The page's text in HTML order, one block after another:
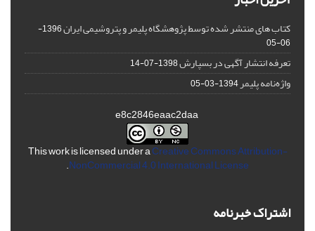
کتاب های منتشر شده توسط پژوهشگاه پلیمر و پتروشیمی ایران
1396-
06-05
تعرفه انتشار آگهی در بسپارش1398-07-14
واژه‌نامه پلیمر1394-03-05
This work is licensed under aCreative Commons Attribution-
NonCommercial 4.0 International License
.
اشتراک خبرنامه